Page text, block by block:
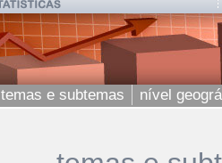
temas e subtemas nível